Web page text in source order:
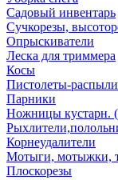
Садовый инвентарь
Сучкорезы,
Опрыскиватели
Леска для триммера
Косы
Пистолеты-
Парники
Ножницы кустарн.
Корнеудалители
Мотыги, мотыжки,
Плоскорезы